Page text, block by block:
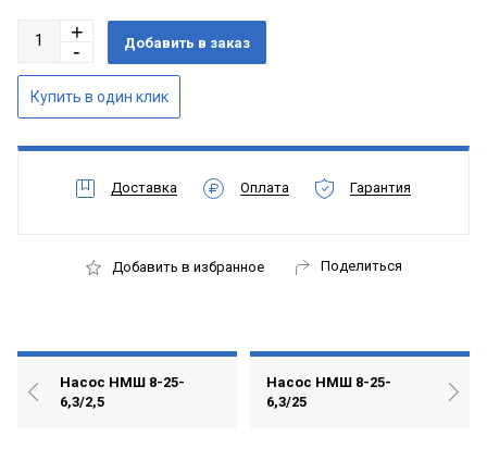
Доставка Оплата Гарантия
Добавить в избранное Поделиться
Насос НМШ 8-25-
6,3/2,5
Насос НМШ 8-25-
6,3/25